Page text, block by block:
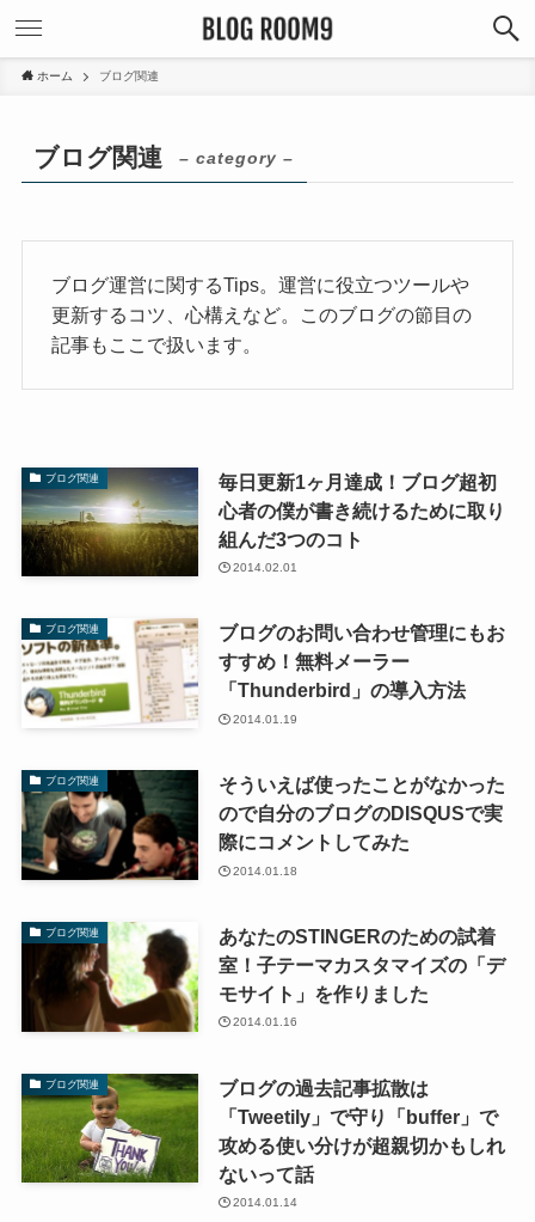
ホーム ブログ関連
ブログ関連 – category –
ブログ運営に関するTips。運営に役立つツールや
更新するコツ、心構えなど。このブログの節目の
記事もここで扱います。
ブログ関連
毎日更新1ヶ月達成！ブログ超初
心者の僕が書き続けるために取り
組んだ3つのコト
2014.02.01
ブログ関連
ブログのお問い合わせ管理にもお
すすめ！無料メーラー
「Thunderbird」の導入方法
2014.01.19
ブログ関連
そういえば使ったことがなかった
ので自分のブログのDISQUSで実
際にコメントしてみた
2014.01.18
ブログ関連
あなたのSTINGERのための試着
室！子テーマカスタマイズの「デ
モサイト」を作りました
2014.01.16
ブログ関連
ブログの過去記事拡散は
「Tweetily」で守り「buffer」で
攻める使い分けが超親切かもしれ
ないって話
2014.01.14